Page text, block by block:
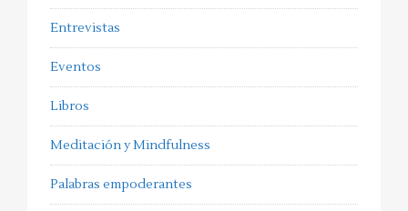
Entrevistas
Eventos
Libros
Meditación y Mindfulness
Palabras empoderantes